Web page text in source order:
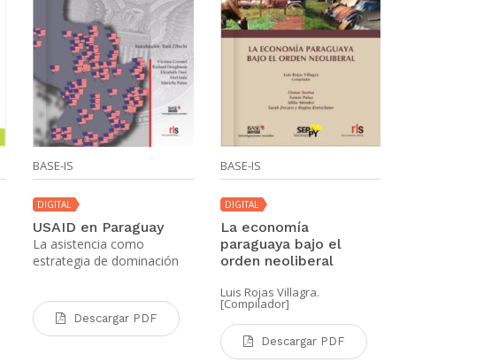
BASE-IS
DIGITAL
USAID en Paraguay
La asistencia como
estrategia de dominación
Descargar PDF
BASE-IS
DIGITAL
La economía
paraguaya bajo el
orden neoliberal
Luis Rojas Villagra.
[Compilador]
Descargar PDF